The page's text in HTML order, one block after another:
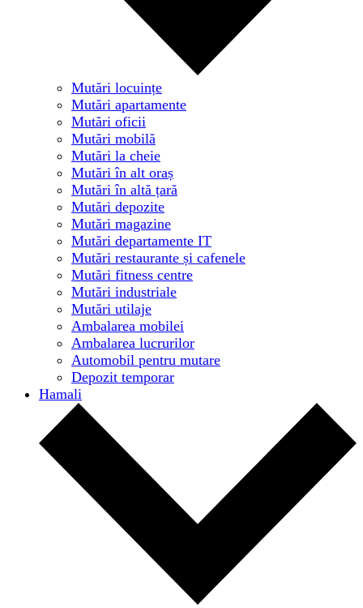
Mutări locuințe
Mutări apartamente
Mutări oficii
Mutări mobilă
Mutări la cheie
Mutări în alt oraș
Mutări în altă țară
Mutări depozite
Mutări magazine
Mutări departamente IT
Mutări restaurante și cafenele
Mutări fitness centre
Mutări industriale
Mutări utilaje
Ambalarea mobilei
Ambalarea lucrurilor
Automobil pentru mutare
Depozit temporar
Hamali